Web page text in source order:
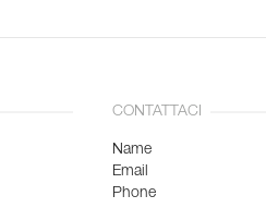
CONTATTACI
Name
Email
Phone